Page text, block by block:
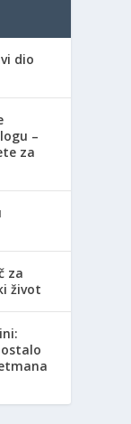
dio
–
za
za
život